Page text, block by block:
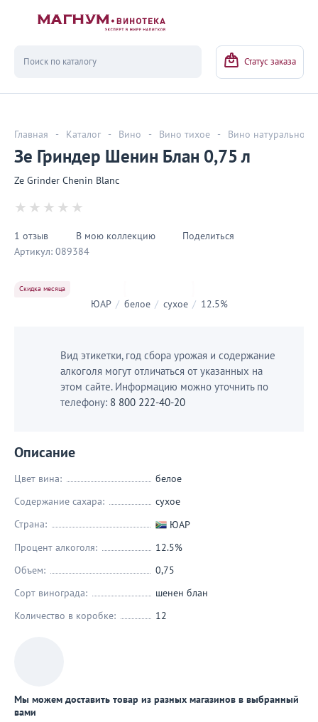
Статус заказа
Главная - Каталог - Вино - Вино тихое - Вино натуральное
Зе Гриндер Шенин Блан 0,75 л
Ze Grinder Chenin Blanc
1 отзыв В мою коллекцию
Поделиться
Артикул: 089384
Скидка месяца
ЮАР / белое / сухое / 12.5%
Вид этикетки, год сбора урожая и содержание
алкоголя могут отличаться от указанных на
этом сайте. Информацию можно уточнить по
телефону: 8 800 222-40-20
Описание
Цвет вина:
белое
Содержание сахара:
сухое
Страна:
ЮАР
Процент алкоголя:
12.5%
Объем:
0,75
Сорт винограда:
шенен блан
Количество в коробке:
12
Мы можем доставить товар из разных магазинов в выбранный
вами